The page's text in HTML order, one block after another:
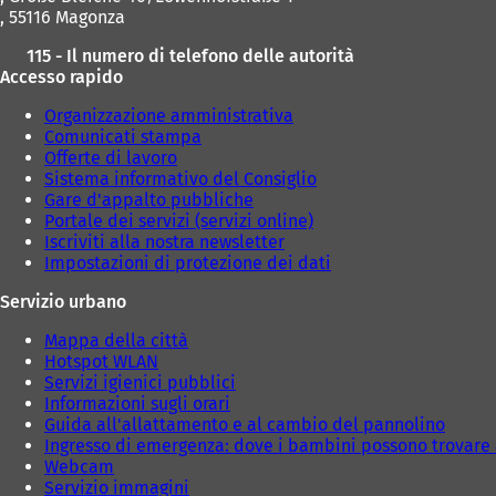
, 55116 Magonza
115 - Il numero di telefono delle autorità
Accesso rapido
Organizzazione amministrativa
Comunicati stampa
Offerte di lavoro
Sistema informativo del Consiglio
Gare d'appalto pubbliche
Portale dei servizi (servizi online)
Iscriviti alla nostra newsletter
Impostazioni di protezione dei dati
Servizio urbano
Mappa della città
Hotspot WLAN
Servizi igienici pubblici
Informazioni sugli orari
Guida all'allattamento e al cambio del pannolino
Ingresso di emergenza: dove i bambini possono
Webcam
Servizio immagini